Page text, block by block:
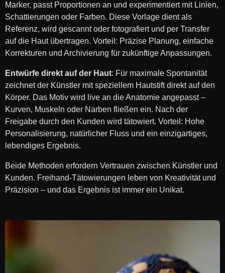
Marker, passt Proportionen an und experimentiert mit Linien,
Schattierungen oder Farben. Diese Vorlage dient als
Referenz, wird gescannt oder fotografiert und per Transfer
auf die Haut übertragen. Vorteil: Präzise Planung, einfache
Korrekturen und Archivierung für zukünftige Anpassungen.
Entwürfe direkt auf der Haut: Für maximale Spontanität
zeichnet der Künstler mit speziellem Hautstift direkt auf den
Körper. Das Motiv wird live an die Anatomie angepasst –
Kurven, Muskeln oder Narben fließen ein. Nach der
Freigabe durch den Kunden wird tätowiert. Vorteil: Hohe
Personalisierung, natürlicher Fluss und ein einzigartiges,
lebendiges Ergebnis.
Beide Methoden erfordern Vertrauen zwischen Künstler und
Kunden. Freihand-Tätowierungen leben von Kreativität und
Präzision – und das Ergebnis ist immer ein Unikat.